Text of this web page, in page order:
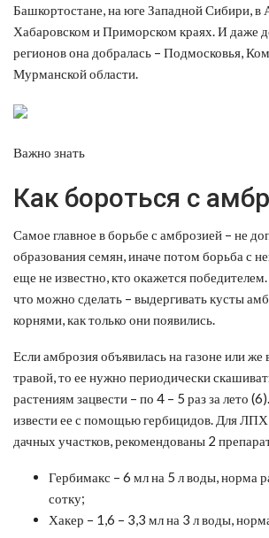
Башкортостане, на юге Западной Сибири, в
Хабаровском и Приморском краях. И даже
регионов она добралась – Подмосковья,
Мурманской области.
Важно знать
Как бороться с
Самое главное в борьбе с амброзией – не
образования семян, иначе потом борьба с
еще не известно, кто окажется
что можно сделать – выдергивать кусты
корнями, как только они появились.
Если амброзия объявилась на газоне или же
травой, то ее нужно периодически
растениям зацвести – по 4 – 5 раз за лето
извести ее с помощью гербицидов. Для
дачных участков, рекомендованы 2
Гербимакс – 6 мл на 5 л воды, норма
сотку;
Хакер – 1,6 – 3,3 мл на 3 л воды,